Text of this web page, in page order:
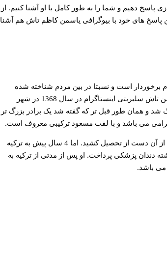
پاسخ دهیم و شما را به طور کامل با او آشنا کنیم. از
پاسخ های خود با بیوگرافی یاسمن کاظم تاش هم آشنا
برخوردار است و نسبتا در بین مردم شناخته شده
است، خوب است تا به زندگینامه او مروری مختصر بکنیم. یاسمن تاش سلبریتی اینستاگرام در سال 1368 در شهر
به دنیا آمد. او در خانواده ای 4 نفره بزرگ شد و همان طور قبل تر که گفته شد یک برادر بزرگ تر
می باشد و با لقب مسعود ترکیبی معروف است.
یاسمن دوران دبیرستان خود را در رشته تجربی گذراند، اما پس از آن دست از تحصیل کشید. اما 4 سال پیش به ترکیه
پزشکی پرداخت. او پس از مدتی از ترکیه به
می باشد.